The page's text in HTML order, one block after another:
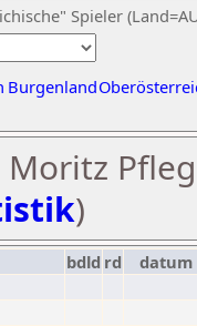
Spieler
Burgenland
Moritz
)
bdld rd
datum